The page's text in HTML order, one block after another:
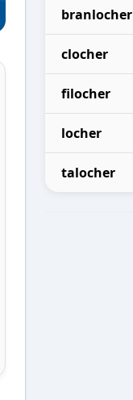
branlocher
clocher
filocher
locher
talocher